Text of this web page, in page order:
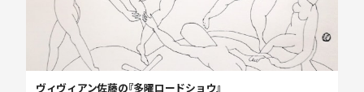
ヴィヴィアン佐藤の『多曜ロードショウ』